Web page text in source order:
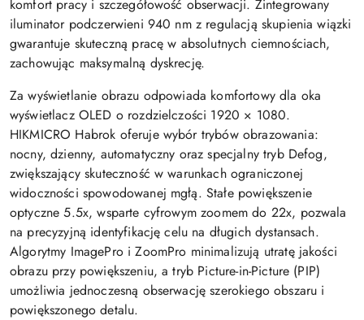
komfort pracy i szczegółowość obserwacji. Zintegrowany
iluminator podczerwieni 940 nm z regulacją skupienia wiązki
gwarantuje skuteczną pracę w absolutnych ciemnościach,
zachowując maksymalną dyskrecję.
Za wyświetlanie obrazu odpowiada komfortowy dla oka
wyświetlacz OLED o rozdzielczości 1920 × 1080.
HIKMICRO Habrok oferuje wybór trybów obrazowania:
nocny, dzienny, automatyczny oraz specjalny tryb Defog,
zwiększający skuteczność w warunkach ograniczonej
widoczności spowodowanej mgłą. Stałe powiększenie
optyczne 5.5x, wsparte cyfrowym zoomem do 22x, pozwala
na precyzyjną identyfikację celu na długich dystansach.
Algorytmy ImagePro i ZoomPro minimalizują utratę jakości
obrazu przy powiększeniu, a tryb Picture-in-Picture (PIP)
umożliwia jednoczesną obserwację szerokiego obszaru i
powiększonego detalu.